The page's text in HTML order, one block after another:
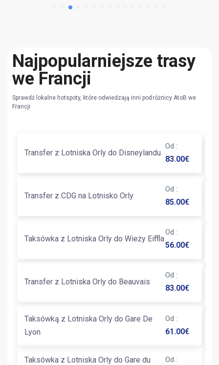
Najpopularniejsze trasy
we Francji
Sprawdź lokalne hotspoty, które odwiedzają inni podróżnicy AtoB we
Francji
Transfer z Lotniska Orly do Disneylandu
Od :
83.00€
Transfer z CDG na Lotnisko Orly
Od :
85.00€
Taksówka z Lotniska Orly do Wieży Eiffla
Od :
56.00€
Transfer z Lotniska Orly do Beauvais
Od :
83.00€
Taksówką z Lotniska Orly do Gare De
Lyon
Od :
61.00€
Taksówka z Lotniska Orly do Gare du
Od :